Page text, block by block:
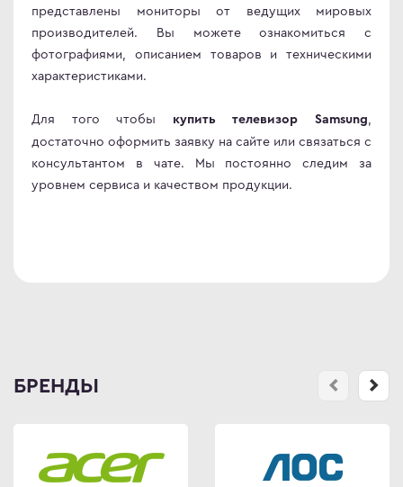
представлены мониторы от ведущих мировых
производителей. Вы можете ознакомиться с
фотографиями, описанием товаров и техническими
характеристиками.
Для того чтобы купить телевизор Samsung
достаточно оформить заявку на сайте или связаться с
консультантом в чате. Мы постоянно следим за
уровнем сервиса и качеством продукции.
БРЕНДЫ